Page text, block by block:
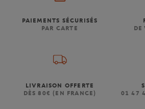
PAIEMENTS SÉCURISÉS
PAR CARTE
DE
LIVRAISON OFFERTE
DÈS 80€ (EN FRANCE)
01 47